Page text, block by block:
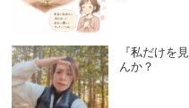
『私だけを
んか？